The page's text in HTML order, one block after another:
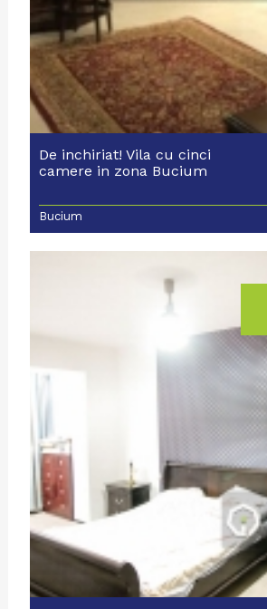
De inchiriat! Vila cu cinci
camere in zona Bucium
Bucium